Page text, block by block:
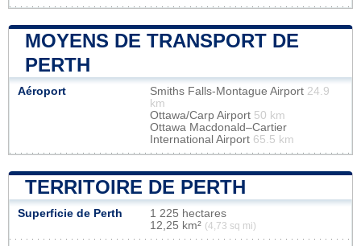
MOYENS DE TRANSPORT DE
PERTH
Aéroport Smiths Falls-Montague Airport 24.9
km
Ottawa/Carp Airport 50 km
Ottawa Macdonald–Cartier
International Airport 65.5 km
TERRITOIRE DE PERTH
Superficie de Perth
1 225 hectares
12,25 km² (4,73 sq mi)